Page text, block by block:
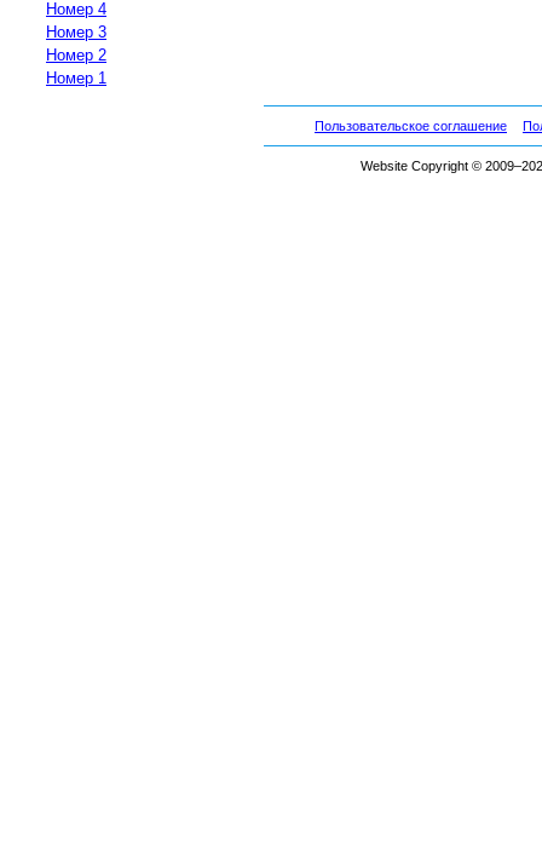
Номер 4
Номер 3
Номер 2
Номер 1
Пользовательское соглашение
Website Copyright ©